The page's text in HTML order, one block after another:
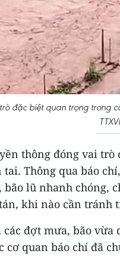
đặc biệt quan trọng trong
thông đóng vai
tai. Thông qua báo
bão lũ nhanh chóng,
khi nào cần tránh
các đợt mưa, bão
cơ quan báo chí đã